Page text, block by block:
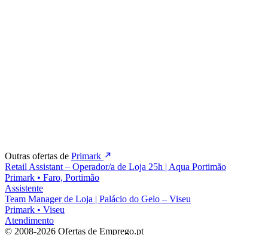
Outras ofertas de Primark
Retail Assistant – Operador/a de Loja 25h | Aqua Portimão
Primark • Faro, Portimão
Assistente
Team Manager de Loja | Palácio do Gelo – Viseu
Primark • Viseu
Atendimento
© 2008-2026 Ofertas de Emprego.pt